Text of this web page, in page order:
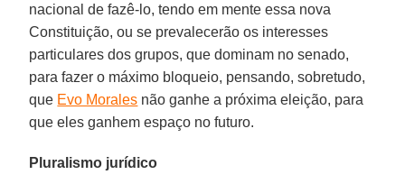
nacional de fazê-lo, tendo em mente essa nova
Constituição, ou se prevalecerão os interesses
particulares dos grupos, que dominam no senado,
para fazer o máximo bloqueio, pensando, sobretudo,
que Evo Morales não ganhe a próxima eleição, para
que eles ganhem espaço no futuro.
Pluralismo jurídico